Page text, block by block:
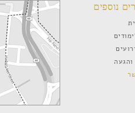
נוספים